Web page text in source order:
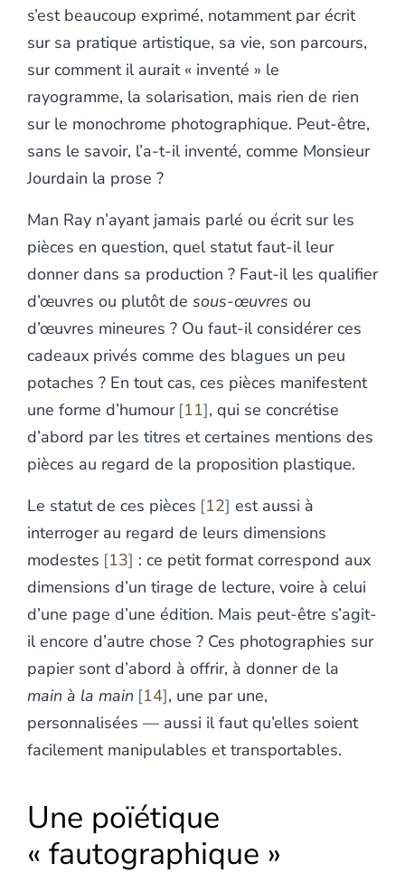
s’est beaucoup exprimé, notamment par écrit
sur sa pratique artistique, sa vie, son parcours,
sur comment il aurait « inventé » le
rayogramme, la solarisation, mais rien de rien
sur le monochrome photographique. Peut-être,
sans le savoir, l’a-t-il inventé, comme Monsieur
Jourdain la prose ?
Man Ray n’ayant jamais parlé ou écrit sur les
pièces en question, quel statut faut-il leur
donner dans sa production ? Faut-il les qualifier
d’œuvres ou plutôt de sous-œuvres ou
d’œuvres mineures ? Ou faut-il considérer ces
cadeaux privés comme des blagues un peu
potaches ? En tout cas, ces pièces manifestent
une forme d’humour 11 , qui se concrétise
d’abord par les titres et certaines mentions des
pièces au regard de la proposition plastique.
Le statut de ces pièces 12 est aussi à
interroger au regard de leurs dimensions
modestes 13 : ce petit format correspond aux
dimensions d’un tirage de lecture, voire à celui
d’une page d’une édition. Mais peut-être s’agit-
il encore d’autre chose ? Ces photographies sur
papier sont d’abord à offrir, à donner de la
main à la main 14 , une par une,
personnalisées — aussi il faut qu’elles soient
facilement manipulables et transportables.
Une poïétique
« fautographique »